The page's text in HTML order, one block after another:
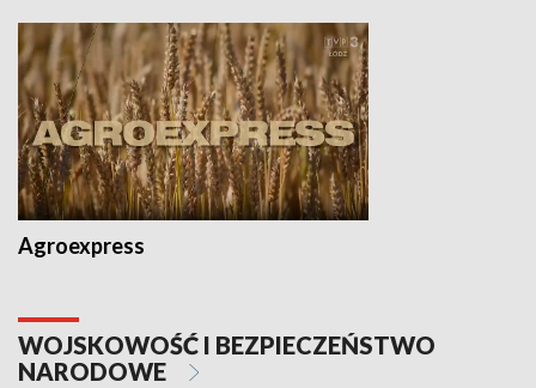
Agroexpress
WOJSKOWOŚĆ I BEZPIECZEŃSTWO
NARODOWE